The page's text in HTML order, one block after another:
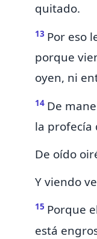
quitado.
13 Por eso
porque
oyen, ni
14 De
la profecía
De oído
Y viendo
15 Porque
está